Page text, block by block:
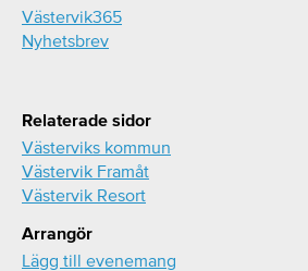
Västervik365
Nyhetsbrev
Relaterade sidor
Västerviks kommun
Västervik Framåt
Västervik Resort
Arrangör
Lägg till evenemang